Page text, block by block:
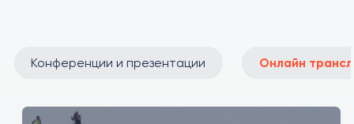
Конференции и презентации Онлайн